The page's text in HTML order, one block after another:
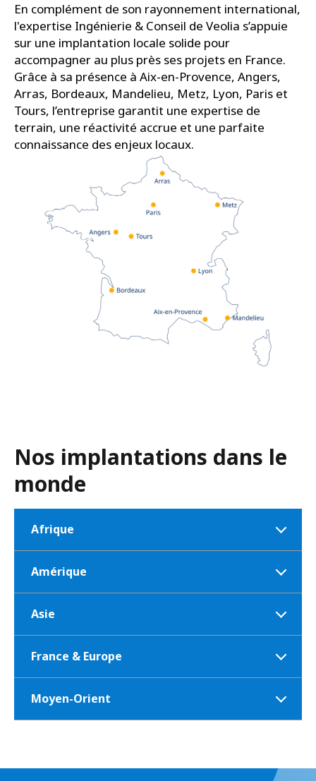
En complément de son rayonnement international,
l'expertise Ingénierie & Conseil de Veolia s’appuie
sur une implantation locale solide pour
accompagner au plus près ses projets en France.
Grâce à sa présence à Aix-en-Provence, Angers,
Arras, Bordeaux, Mandelieu, Metz, Lyon, Paris et
Tours, l’entreprise garantit une expertise de
terrain, une réactivité accrue et une parfaite
connaissance des enjeux locaux.
Afrique
Amérique
Asie
France & Europe
Moyen-Orient
Nos implantations dans le
monde